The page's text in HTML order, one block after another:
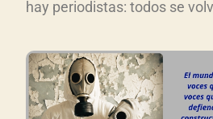
hay periodistas: todos se